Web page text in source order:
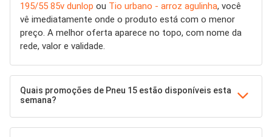
195/55 85v dunlop ou Tio urbano - arroz agulinha, você
vê imediatamente onde o produto está com o menor
preço. A melhor oferta aparece no topo, com nome da
rede, valor e validade.
Quais promoções de Pneu 15 estão disponíveis esta
semana?